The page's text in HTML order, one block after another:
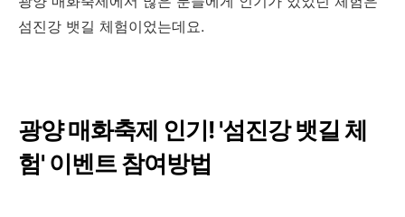
섬진강 뱃길 체험이었는데요.
광양 매화축제 인기! '섬진강 뱃길 체
험' 이벤트 참여방법